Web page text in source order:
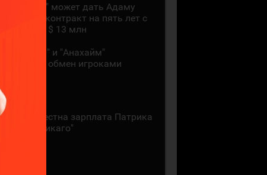
"Коламбус" может дать Адаму
Фантилли контракт на пять лет с
зарплатой $ 13 млн
"Монреаль" и "Анахайм"
произвели обмен игроками
ИЮЛЯ
известна зарплата Патрика
Кейна в "Чикаго"